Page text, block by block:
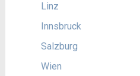
Linz
Innsbruck
Salzburg
Wien